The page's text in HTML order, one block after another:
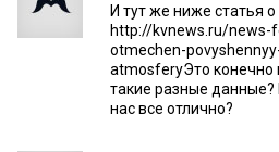
И тут же ниже статья
http://kvnews.ru/news-
otmechen-
atmosferyЭто конечно
такие разные
нас все отлично?